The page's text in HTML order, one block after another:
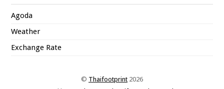
Agoda
Weather
Exchange Rate
© Thaifootprint 2026